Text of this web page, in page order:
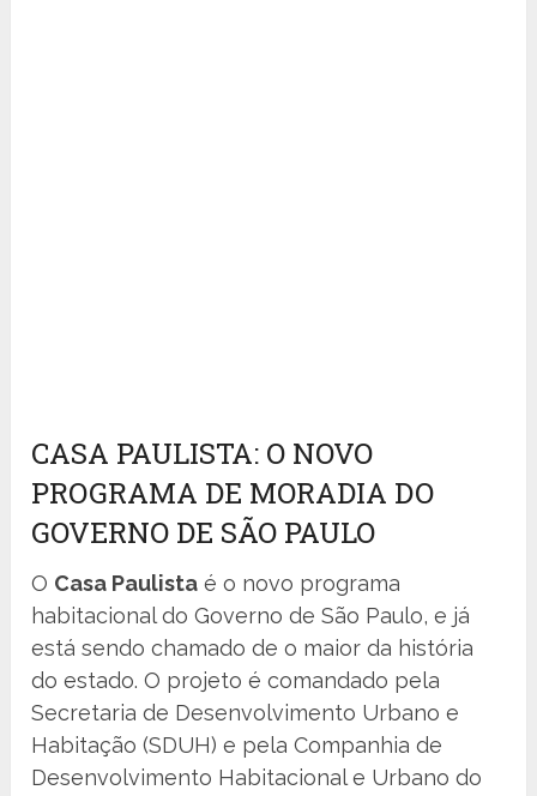
CASA PAULISTA: O NOVO
PROGRAMA DE MORADIA DO
GOVERNO DE SÃO PAULO
O Casa Paulista é o novo programa
habitacional do Governo de São Paulo, e já
está sendo chamado de o maior da história
do estado. O projeto é comandado pela
Secretaria de Desenvolvimento Urbano e
Habitação (SDUH) e pela Companhia de
Desenvolvimento Habitacional e Urbano do